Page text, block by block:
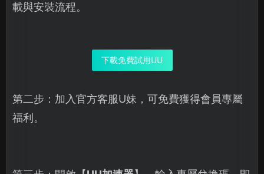
載與安裝流程。
下載免費試用UU
第二步：加入官方客服U妹，可免費獲得會員專屬
福利。